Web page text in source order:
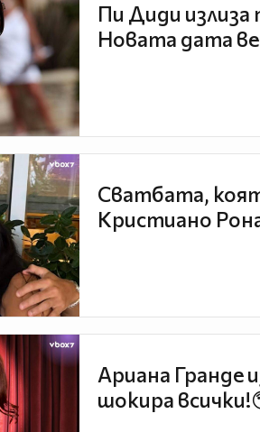
Пи Диди
Новата дата
Сватбата,
Кристиано
Ариана Гранде
шокира